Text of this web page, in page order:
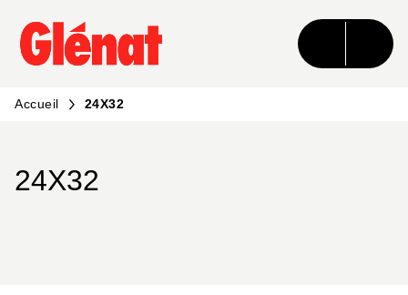
MENU RECHERCHE CONTENU
PIED DE PAGE
Accueil 24X32
24X32